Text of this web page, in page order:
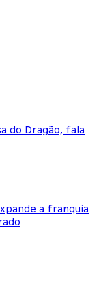
do Dragão, fala
a franquia